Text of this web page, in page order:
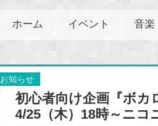
ホーム イベント 音楽
お知らせ
初心者向け企画『ボカ
4/25（木）18時～ニコ